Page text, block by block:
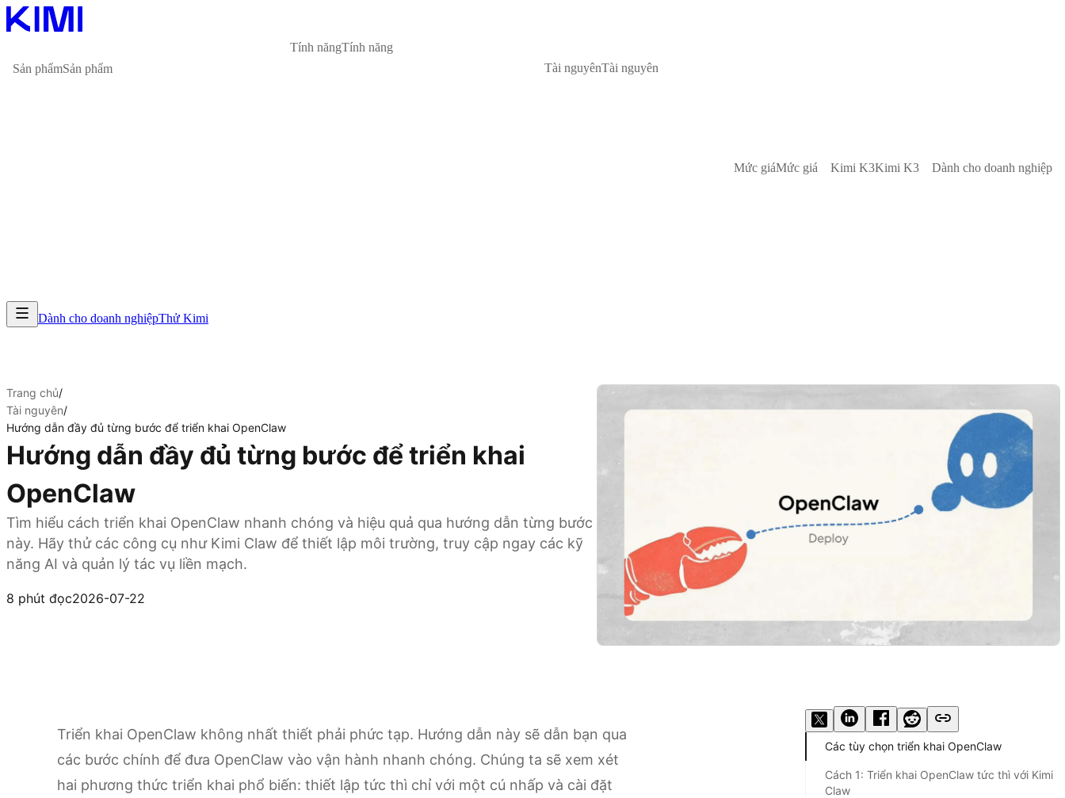
Sản phẩmSản phẩm
Tính năngTính năng
Tài nguyênTài nguyên
Mức giáMức giá Kimi K3Kimi K3 Dành cho doanh nghiệp
Dành cho doanh nghiệpThử Kimi
Trang chủ/
Tài nguyên/
Hướng dẫn đầy đủ từng bước để triển khai OpenClaw
Hướng dẫn đầy đủ từng bước để triển khai
OpenClaw
Tìm hiểu cách triển khai OpenClaw nhanh chóng và hiệu quả qua hướng dẫn từng bước
này. Hãy thử các công cụ như Kimi Claw để thiết lập môi trường, truy cập ngay các kỹ
năng AI và quản lý tác vụ liền mạch.
8 phút đọc2026-07-22
Triển khai OpenClaw không nhất thiết phải phức tạp. Hướng dẫn này sẽ dẫn bạn qua
các bước chính để đưa OpenClaw vào vận hành nhanh chóng. Chúng ta sẽ xem xét
hai phương thức triển khai phổ biến: thiết lập tức thì chỉ với một cú nhấp và cài đặt
Các tùy chọn triển khai OpenClaw
Cách 1: Triển khai OpenClaw tức thì với Kimi
Claw